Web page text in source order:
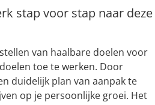
stap voor stap naar deze
van haalbare doelen voor
toe te werken. Door
duidelijk plan van aanpak te
op je persoonlijke groei. Het